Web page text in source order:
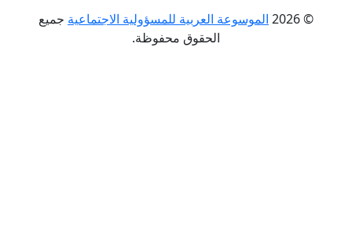
© 2026 الموسوعة العربية للمسؤولية الاجتماعية جميع
الحقوق محفوظة.